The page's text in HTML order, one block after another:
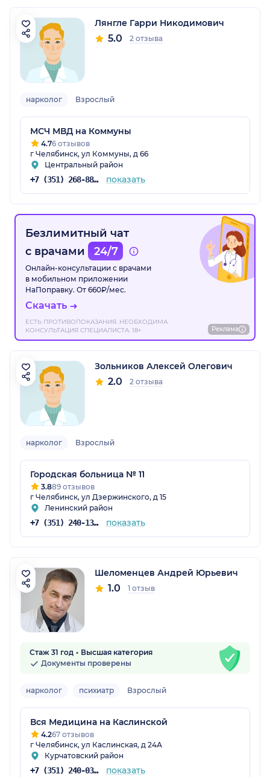
Лянгле Гарри Никодимович
5.0 2 отзыва
нарколог Взрослый
МСЧ МВД на Коммуны
4.76 отзывов
г Челябинск, ул Коммуны, д 66
Центральный район
+7 (351) 268-88-99 показать
Безлимитный чат
с врачами
24/7
Онлайн-консультации с врачами
в мобильном приложении
НаПоправку. От 660₽/мес.
Скачать
ЕСТЬ ПРОТИВОПОКАЗАНИЯ. НЕОБХОДИМА
КОНСУЛЬТАЦИЯ СПЕЦИАЛИСТА. 18+
Реклама
Зольников Алексей Олегович
2.0 2 отзыва
нарколог Взрослый
Городская больница № 11
3.889 отзывов
г Челябинск, ул Дзержинского, д 15
Ленинский район
+7 (351) 240-13-13 показать
Шеломенцев Андрей Юрьевич
1.0 1 отзыв
Стаж 31 год
Высшая категория
Документы проверены
нарколог психиатр Взрослый
Вся Медицина на Каслинской
4.267 отзывов
г Челябинск, ул Каслинская, д 24А
Курчатовский район
+7 (351) 240-03-03 показать